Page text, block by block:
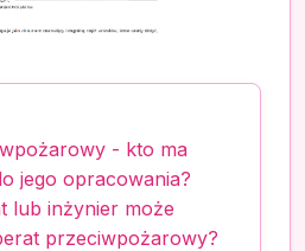
- kto ma
jego opracowania?
lub inżynier może
przeciwpożarowy?